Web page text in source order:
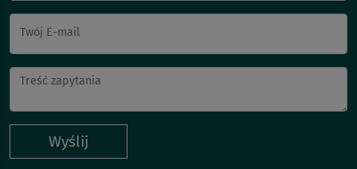
Twój E-mail
Wyślij